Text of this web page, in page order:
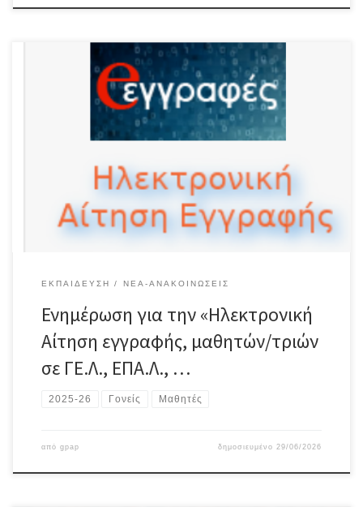
ΕΚΠΑΊΔΕΥΣΗ ΝΈΑ-ΑΝΑΚΟΙΝΏΣΕΙΣ
Ενημέρωση για την «Ηλεκτρονική
Αίτηση εγγραφής, μαθητών/τριών
σε ΓΕ.Λ., ΕΠΑ.Λ., …
2025-26 Γονείς Μαθητές
από gpap δημοσιευμένο29/06/2026